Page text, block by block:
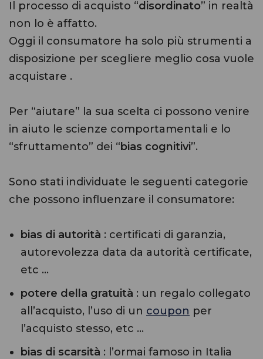
Il processo di acquisto “disordinato” in realtà
non lo è affatto.
Oggi il consumatore ha solo più strumenti a
disposizione per scegliere meglio cosa vuole
acquistare .
Per “aiutare” la sua scelta ci possono venire
in aiuto le scienze comportamentali e lo
“sfruttamento” dei “bias cognitivi”.
Sono stati individuate le seguenti categorie
che possono influenzare il consumatore:
bias di autorità : certificati di garanzia,
autorevolezza data da autorità certificate,
etc …
potere della gratuità : un regalo collegato
all’acquisto, l’uso di un coupon per
l’acquisto stesso, etc …
bias di scarsità : l’ormai famoso in Italia